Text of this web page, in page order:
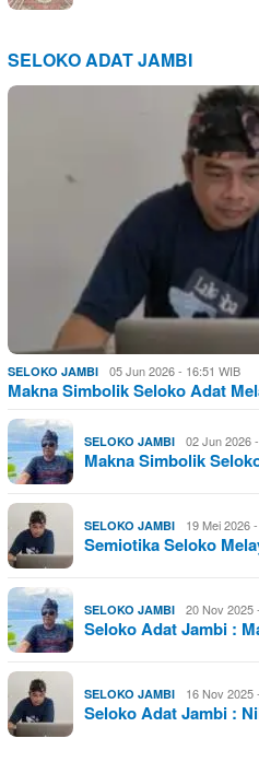
SELOKO ADAT JAMBI
SELOKO JAMBI 05 Jun 2026 - 16:51 WIB
Makna Simbolik Seloko Adat
SELOKO JAMBI 02 Jun 2026
Makna Simbolik
SELOKO JAMBI 19 Mei 2026
Semiotika Seloko
SELOKO JAMBI 20 Nov 2025
Seloko Adat Jambi :
SELOKO JAMBI 16 Nov 2025
Seloko Adat Jambi :